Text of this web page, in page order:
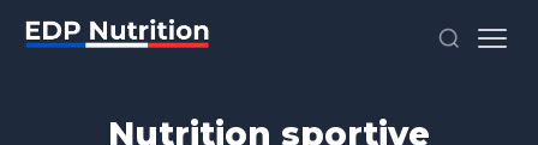
Nutrition sportive